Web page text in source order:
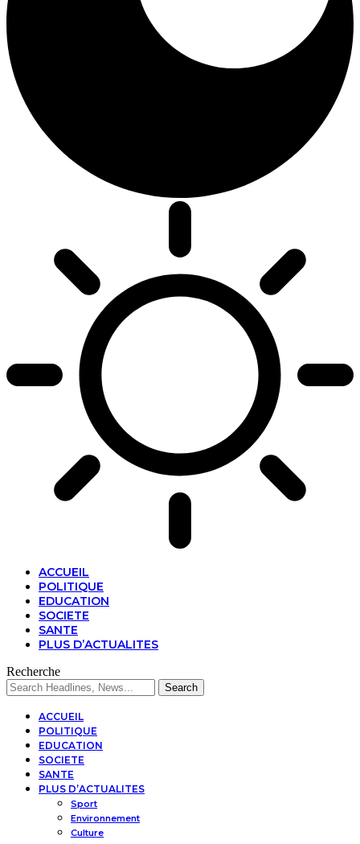
ACCUEIL
POLITIQUE
EDUCATION
SOCIETE
SANTE
PLUS D’ACTUALITES
Recherche
ACCUEIL
POLITIQUE
EDUCATION
SOCIETE
SANTE
PLUS D’ACTUALITES
Sport
Environnement
Culture